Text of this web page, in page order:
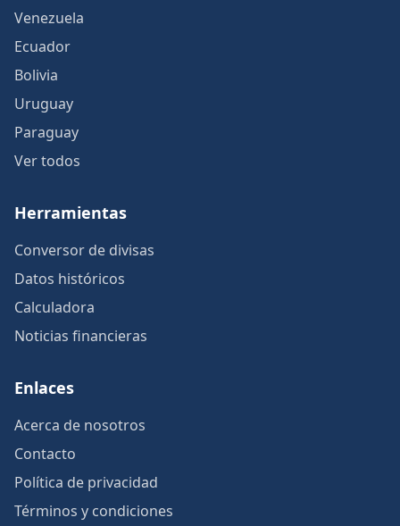
Venezuela
Ecuador
Bolivia
Uruguay
Paraguay
Ver todos
Herramientas
Conversor de divisas
Datos históricos
Calculadora
Noticias financieras
Enlaces
Acerca de nosotros
Contacto
Política de privacidad
Términos y condiciones